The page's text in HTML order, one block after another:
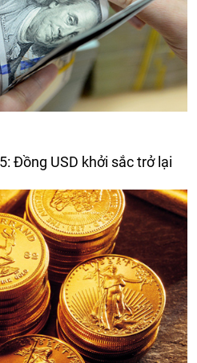
Đồng USD khởi sắc trở lại